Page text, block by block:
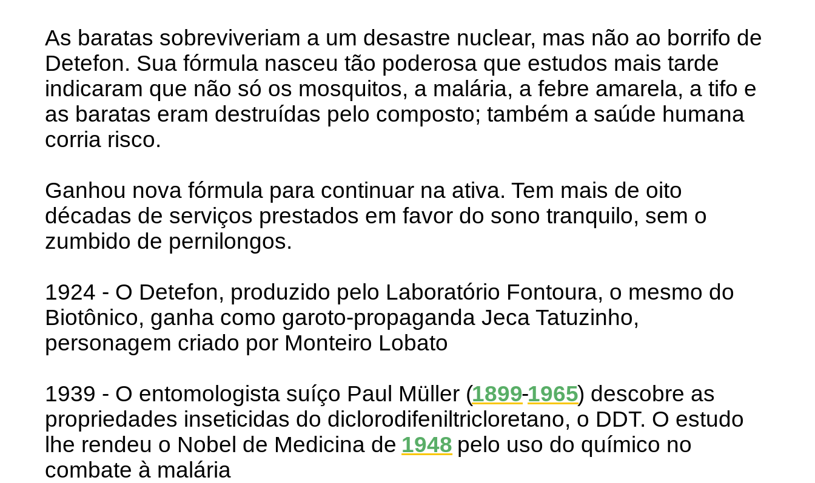
As baratas sobreviveriam a um desastre nuclear, mas não ao borrifo de
Detefon. Sua fórmula nasceu tão poderosa que estudos mais tarde
indicaram que não só os mosquitos, a malária, a febre amarela, a tifo e
as baratas eram destruídas pelo composto; também a saúde humana
corria risco.
Ganhou nova fórmula para continuar na ativa. Tem mais de oito
décadas de serviços prestados em favor do sono tranquilo, sem o
zumbido de pernilongos.
1924 - O Detefon, produzido pelo Laboratório Fontoura, o mesmo do
Biotônico, ganha como garoto-propaganda Jeca Tatuzinho,
personagem criado por Monteiro Lobato
1939 - O entomologista suíço Paul Müller (1899-1965) descobre as
propriedades inseticidas do diclorodifeniltricloretano, o DDT. O estudo
lhe rendeu o Nobel de Medicina de1948pelo uso do químico no
combate à malária